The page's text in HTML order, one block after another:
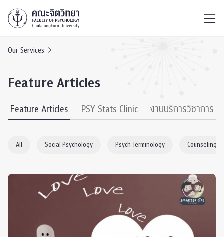
Our Services
Feature Articles
Feature Articles PSY Stats Clinic งานบริการวิชาการ
All Social Psychology Psych Terminology Counseling